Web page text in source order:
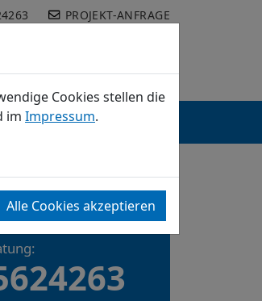
PROJEKT-ANFRAGE
SUCHE
Cookies stellen die
im Impressum.
Alle Cookies akzeptieren